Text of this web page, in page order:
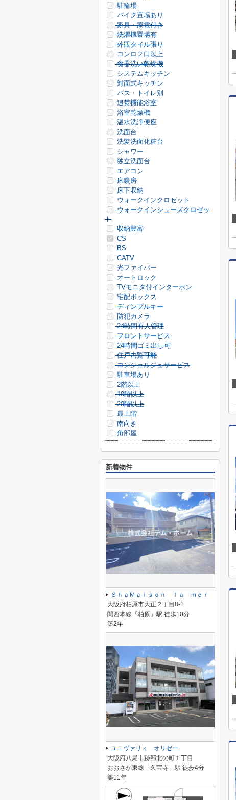
駐輪場
バイク置場あり
家具・家電付き
洗濯機置場有
外観タイル張り
コンロ２口以上
食器洗い乾燥機
システムキッチン
対面式キッチン
バス・トイレ別
追焚機能浴室
浴室乾燥機
温水洗浄便座
洗面台
洗髪洗面化粧台
シャワー
独立洗面台
エアコン
床暖房
床下収納
ウォークインクロゼット
ウォークインシューズクロゼッ
ト
収納豊富
CS
BS
CATV
光ファイバー
オートロック
TVモニタ付インターホン
宅配ボックス
ディンプルキー
防犯カメラ
24時間有人管理
フロントサービス
24時間ゴミ出し可
住戸内覧可能
コンシェルジュサービス
駐車場あり
2階以上
10階以上
20階以上
最上階
南向き
角部屋
新着物件
ＳｈａＭａｉｓｏｎ ｌａ ｍｅｒ
大阪府柏原市大正２丁目8-1
関西本線「柏原」駅 徒歩10分
築2年
ユニヴァリィ オリゼー
大阪府八尾市跡部北の町１丁目
おおさか東線「久宝寺」駅 徒歩4分
築11年